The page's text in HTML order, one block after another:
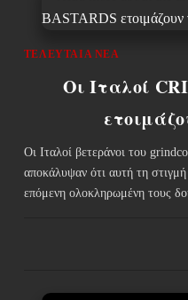
ΤΕΛΕΥΤΑΊΑ ΝΈΑ
Οι Ιταλοί
Οι Ιταλοί βετεράνοι του
αποκάλυψαν ότι αυτή τη
επόμενη ολοκληρωμένη τους